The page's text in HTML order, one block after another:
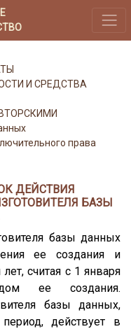
И СРЕДСТВА
права
ДЕЙСТВИЯ
БАЗЫ
базы данных
ее создания и
считая с 1 января
ее создания.
базы данных,
действует в